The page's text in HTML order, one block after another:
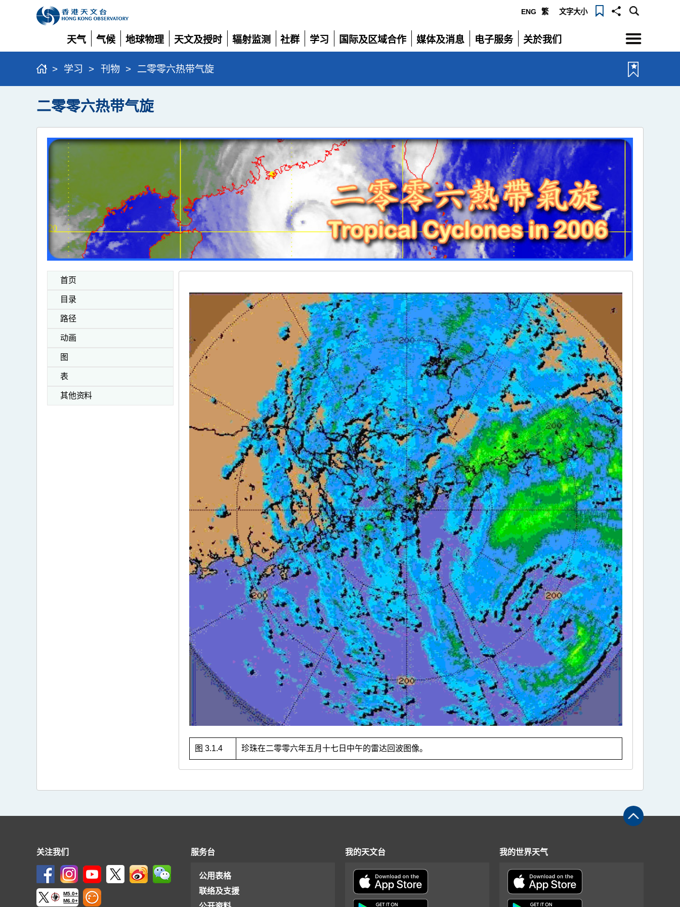
ENG 繁 文字大小
天气
展
开
气候
展
开
地球物理
展
开
天文及授时
展
开
辐射监测
展
社群
展
学习
展
国际及区域合作
展
媒体及消息
展
电子服务
展
关於我们
展
选
单
> 学习 > 刊物 > 二零零六热带气旋
二零零六热带气旋
首页
目录
路径
动画
图
表
其他资料
图 3.1.4 珍珠在二零零六年五月十七日中午的雷达回波图像。
关注我们
M5.0+
M6.0+
服务台
公用表格
联络及支援
我的天文台 我的世界天气